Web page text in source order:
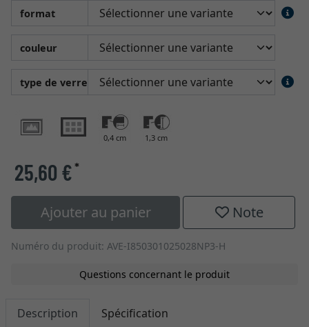
format
couleur
type de verre
0,4 cm 1,3 cm
25,60 €*
Ajouter au panier Note
Numéro du produit: AVE-I850301025028NP3-H
Questions concernant le produit
Description Spécification